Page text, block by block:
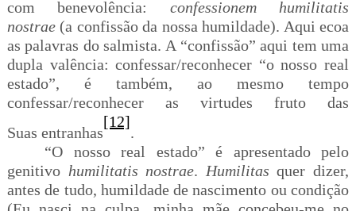
com benevolência: confessionem humilitatis
nostrae(a confissão da nossa humildade). Aqui ecoa
as palavras do salmista. A “confissão” aqui tem uma
dupla valência: confessar/reconhecer “o nosso real
estado”, é também, ao mesmo tempo
confessar/reconhecer as virtudes fruto das
Suas entranhas
[12]
.
“O nosso real estado” é apresentado pelo
genitivo humilitatis nostrae. Humilitas quer dizer,
antes de tudo, humildade de nascimento ou condição